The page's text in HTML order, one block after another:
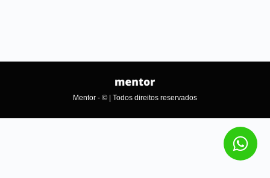
Mentor - © | Todos direitos reservados